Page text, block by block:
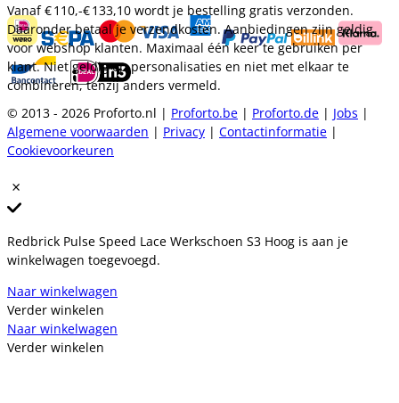
Vanaf€ 110,-€ 133,10 wordt je bestelling gratis verzonden.
Daaronder betaal je verzendkosten. Aanbiedingen zijn geldig
voor webshop klanten. Maximaal één keer te gebruiken per
klant. Niet geldig op personalisaties en niet met elkaar te
combineren, tenzij anders vermeld.
© 2013 - 2026 Proforto.nl | Proforto.be | Proforto.de | Jobs |
Algemene voorwaarden | Privacy | Contactinformatie |
Cookievoorkeuren
Redbrick Pulse Speed Lace Werkschoen S3 Hoog is aan je
winkelwagen toegevoegd.
Naar winkelwagen
Verder winkelen
Naar winkelwagen
Verder winkelen